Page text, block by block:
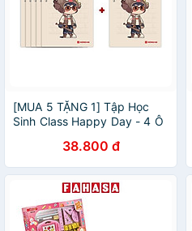
[MUA 5 TẶNG 1] Tập Học
Sinh Class Happy Day - 4 Ô
- Hồng Hà 0350 - Mẫu 4
38.800 đ